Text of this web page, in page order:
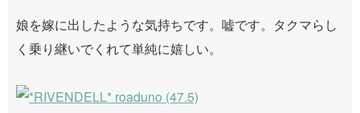
娘を嫁に出したような気持ちです。嘘です。タクマらし
く乗り継いでくれて単純に嬉しい。